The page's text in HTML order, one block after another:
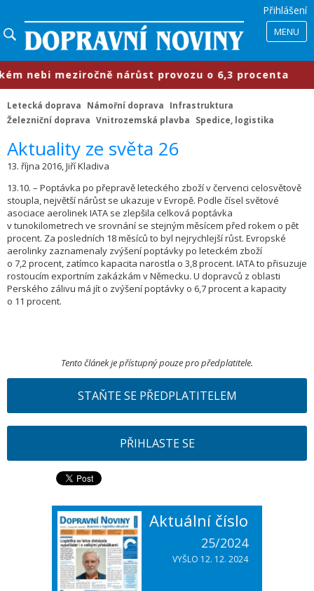
Přihlášení
MENU
meziročně nárůst provozu o 6,3 procenta
Letecká doprava Námořní doprava
Infrastruktura
Železniční doprava Vnitrozemská plavba Spedice, logistika
Aktuality ze světa 26
13. října 2016, Jiří Kladiva
13.10. – Poptávka po přepravě leteckého zboží v červenci celosvětově
stoupla, největší nárůst se ukazuje v Evropě. Podle čísel světové
asociace aerolinek IATA se zlepšila celková poptávka
v tunokilometrech ve srovnání se stejným měsícem před rokem o pět
procent. Za posledních 18 měsíců to byl nejrychlejší růst. Evropské
aerolinky zaznamenaly zvýšení poptávky po leteckém zboží
o 7,2 procent, zatímco kapacita narostla o 3,8 procent. IATA to přisuzuje
rostoucím exportním zakázkám v Německu. U dopravců z oblasti
Perského zálivu má jít o zvýšení poptávky o 6,7 procent a kapacity
o 11 procent.
Tento článek je přístupný pouze pro předplatitele.
STAŇTE SE PŘEDPLATITELEM
PŘIHLASTE SE
Aktuální číslo
25/2024
VYŠLO 12. 12. 2024